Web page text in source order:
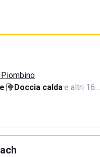
· Doccia calda·e altri 16…